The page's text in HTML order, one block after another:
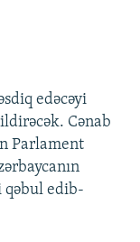
edəcəyi
Cənab
Parlament
qəbul edib-